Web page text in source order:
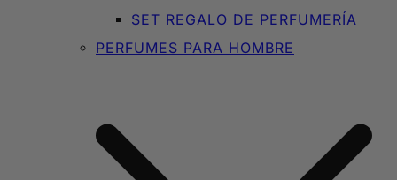
SET REGALO DE PERFUMERÍA
PERFUMES PARA HOMBRE